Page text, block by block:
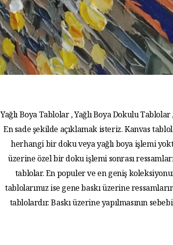
Yağlı Boya Tablolar , Yağlı Boya Dokulu
En sade şekilde açıklamak isteriz. Kanvas
herhangi bir doku veya yağlı boya işlemi
üzerine özel bir doku işlemi sonrası
tablolar. En populer ve en geniş
tablolarımız ise gene baskı üzerine
tablolardır. Baskı üzerine yapılmasının